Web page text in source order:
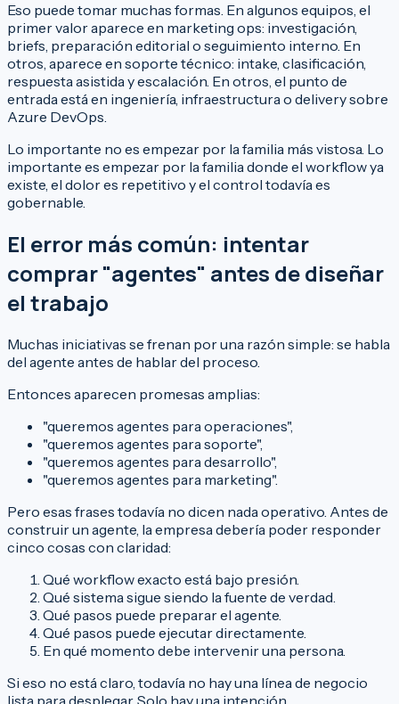
Eso puede tomar muchas formas. En algunos equipos, el
primer valor aparece en marketing ops: investigación,
briefs, preparación editorial o seguimiento interno. En
otros, aparece en soporte técnico: intake, clasificación,
respuesta asistida y escalación. En otros, el punto de
entrada está en ingeniería, infraestructura o delivery sobre
Azure DevOps.
Lo importante no es empezar por la familia más vistosa. Lo
importante es empezar por la familia donde el workflow ya
existe, el dolor es repetitivo y el control todavía es
gobernable.
El error más común: intentar
comprar "agentes" antes de diseñar
el trabajo
Muchas iniciativas se frenan por una razón simple: se habla
del agente antes de hablar del proceso.
Entonces aparecen promesas amplias:
"queremos agentes para operaciones",
"queremos agentes para soporte",
"queremos agentes para desarrollo",
"queremos agentes para marketing".
Pero esas frases todavía no dicen nada operativo. Antes de
construir un agente, la empresa debería poder responder
cinco cosas con claridad:
Qué workflow exacto está bajo presión.
Qué sistema sigue siendo la fuente de verdad.
Qué pasos puede preparar el agente.
Qué pasos puede ejecutar directamente.
En qué momento debe intervenir una persona.
Si eso no está claro, todavía no hay una línea de negocio